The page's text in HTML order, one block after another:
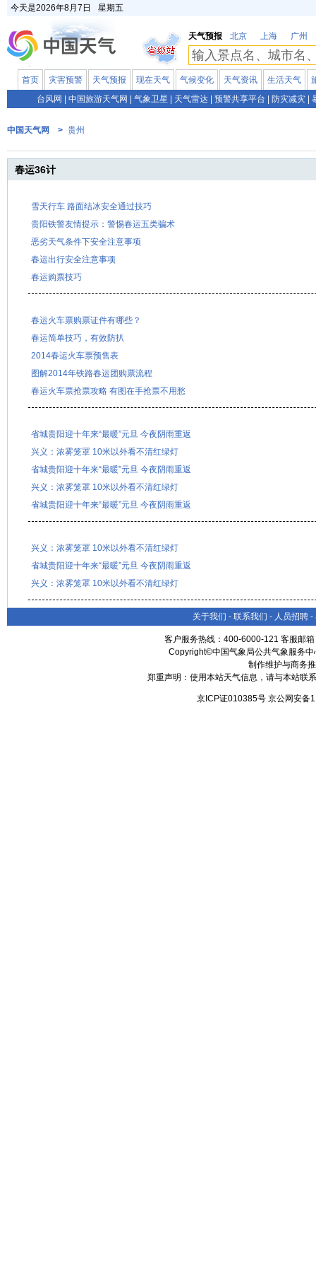
今天是2026年8月7日 星期五
天气预报 北京 上海 广州
首页 灾害预警 天气预报 现在天气 气候变化 天气资讯 生活天气
台风网
中国旅游天气网 气象卫星 天气雷达 预警共享平台 防灾减灾
中国天气网 > 贵州
春运36计
雪天行车 路面结冰安全通过技巧
贵阳铁警友情提示：警惕春运五类骗术
恶劣天气条件下安全注意事项
春运出行安全注意事项
春运购票技巧
春运火车票购票证件有哪些？
春运简单技巧，有效防扒
2014春运火车票预售表
图解2014年铁路春运团购票流程
春运火车票抢票攻略 有图在手抢票不用愁
省城贵阳迎十年来“最暖”元旦 今夜阴雨重返
兴义：浓雾笼罩 10米以外看不清红绿灯
省城贵阳迎十年来“最暖”元旦 今夜阴雨重返
兴义：浓雾笼罩 10米以外看不清红绿灯
省城贵阳迎十年来“最暖”元旦 今夜阴雨重返
兴义：浓雾笼罩 10米以外看不清红绿灯
省城贵阳迎十年来“最暖”元旦 今夜阴雨重返
兴义：浓雾笼罩 10米以外看不清红绿灯
关于我们 - 联系我们 - 人员招聘 -
客户服务热线：400-6000-121 客服邮箱
Copyright©中国气象局公共气象服务
制作维护与商务
郑重声明：使用本站天气信息，请与本站联
京ICP证010385号 京公网安备